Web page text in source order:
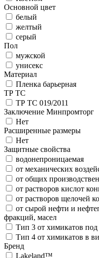
Основной цвет
белый
желтый
серый
Пол
мужской
унисекс
Материал
Пленка барьерная
ТР ТС
ТР ТС 019/2011
Заключение Минпромторг
Нет
Расширенные размеры
Нет
Защитные свойства
водонепроницаемая
от механических
от общих
от растворов кислот
от растворов щелочей
от сырой нефти и
фракций, масел
Тип 3 от химикатов
Тип 4 от химикатов в
Бренд
Lakeland™